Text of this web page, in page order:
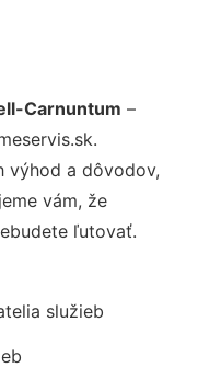
Carnuntum –
výhod a dôvodov,
vám, že
ľutovať.
služieb